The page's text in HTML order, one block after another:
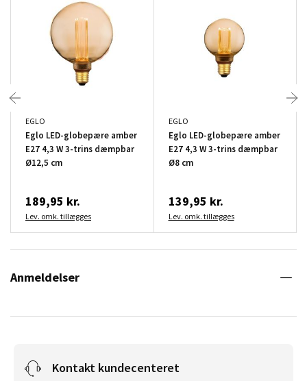
EGLO
Eglo LED-globepære amber
E27 4,3 W 3-trins dæmpbar
Ø12,5 cm
189,95 kr.
Lev. omk. tillægges
EGLO
Eglo LED-globepære amber
E27 4,3 W 3-trins dæmpbar
Ø8 cm
139,95 kr.
Lev. omk. tillægges
Anmeldelser
Kontakt kundecenteret